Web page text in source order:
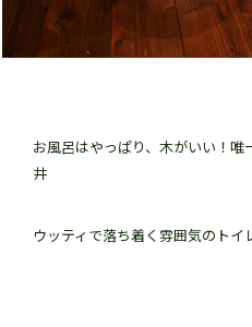
お風呂はやっぱり、木がいい！
井
ウッティで落ち着く雰囲気のトイ